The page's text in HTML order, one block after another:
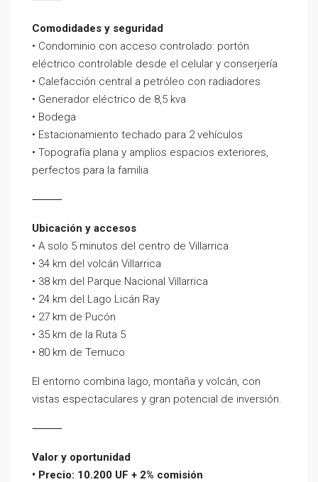
Comodidades y seguridad
• Condominio con acceso controlado: portón
eléctrico controlable desde el celular y conserjería
• Calefacción central a petróleo con radiadores
• Generador eléctrico de 8,5 kva
• Bodega
• Estacionamiento techado para 2 vehículos
• Topografía plana y amplios espacios exteriores,
perfectos para la familia
⸻
Ubicación y accesos
• A solo 5 minutos del centro de Villarrica
• 34 km del volcán Villarrica
• 38 km del Parque Nacional Villarrica
• 24 km del Lago Licán Ray
• 27 km de Pucón
• 35 km de la Ruta 5
• 80 km de Temuco
El entorno combina lago, montaña y volcán, con
vistas espectaculares y gran potencial de inversión.
⸻
Valor y oportunidad
• Precio: 10.200 UF + 2% comisión